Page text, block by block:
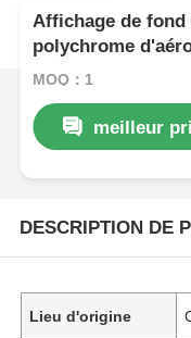
Affichage de
polychrome
de location de LED
MOQ：1
meilleur
DESCRIPTION DE
Lieu d'origine